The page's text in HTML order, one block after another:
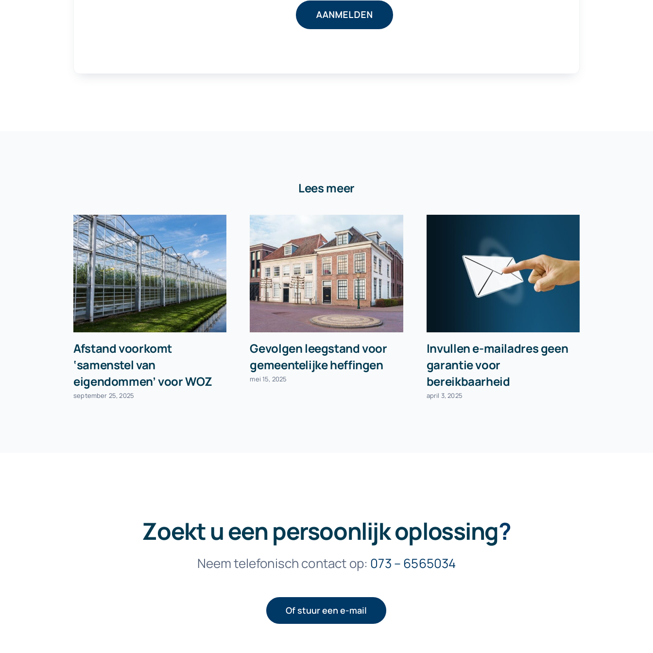
Lees meer
Afstand voorkomt
‘samenstel van
eigendommen’ voor WOZ
september 25, 2025
Gevolgen leegstand voor
gemeentelijke heffingen
mei 15, 2025
Invullen e-mailadres geen
garantie voor
bereikbaarheid
april 3, 2025
Zoekt u een persoonlijk oplossing?
Neem telefonisch contact op: 073 – 6565034
Of stuur een e-mail